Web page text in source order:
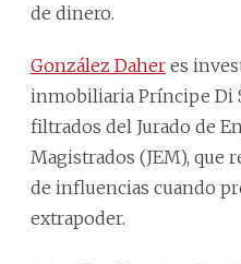
de dinero.
González Daher es
inmobiliaria Príncipe Di
filtrados del Jurado de
Magistrados (JEM), que
de influencias cuando
extrapoder.